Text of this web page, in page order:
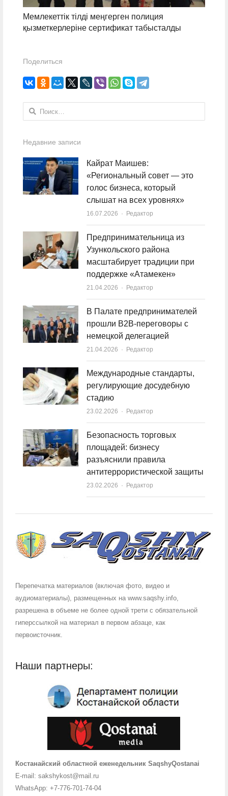
Мемлекеттік тілді меңгерген полиция
қызметкерлеріне сертификат табысталды
Поделиться
Найти:
Недавние записи
Кайрат Маишев:
«Региональный совет — это
голос бизнеса, который
слышат на всех уровнях»
16.07.2026 Author
Редактор
Предпринимательница из
Узункольского района
масштабирует традиции при
поддержке «Атамекен»
21.04.2026 Author
Редактор
В Палате предпринимателей
прошли B2B-переговоры с
немецкой делегацией
21.04.2026 Author
Редактор
Международные стандарты,
регулирующие досудебную
стадию
23.02.2026 Author
Редактор
Безопасность торговых
площадей: бизнесу
разъяснили правила
антитеррористической защиты
23.02.2026 Author
Редактор
Перепечатка материалов (включая фото, видео и
аудиоматериалы), размещенных на www.saqshy.info,
разрешена в объеме не более одной трети с обязательной
гиперссылкой на материал в первом абзаце, как
первоисточник.
Наши партнеры:
Костанайский областной еженедельник SaqshyQostanai
E-mail: sakshykost@mail.ru
WhatsApp: +7-776-701-74-04